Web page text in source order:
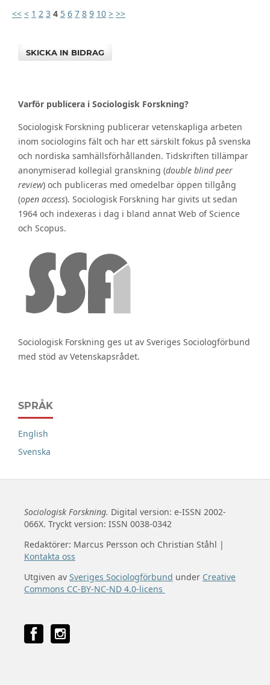
<< < 1 2 3 4 5 6 7 8 9 10 > >>
SKICKA IN BIDRAG
Varför publicera i Sociologisk Forskning?
Sociologisk Forskning publicerar vetenskapliga arbeten
inom sociologins fält och har ett särskilt fokus på svenska
och nordiska samhällsförhållanden. Tidskriften tillämpar
anonymiserad kollegial granskning (double blind peer
review) och publiceras med omedelbar öppen tillgång
(open access). Sociologisk Forskning har givits ut sedan
1964 och indexeras i dag i bland annat Web of Science
och Scopus.
Sociologisk Forskning ges ut av Sveriges Sociologförbund
med stöd av Vetenskapsrådet.
SPRÅK
English
Svenska
Sociologisk Forskning. Digital version: e-ISSN 2002-
066X. Tryckt version: ISSN 0038-0342
Redaktörer: Marcus Persson och Christian Ståhl |
Kontakta oss
Utgiven av Sveriges Sociologförbund under Creative
Commons CC-BY-NC-ND 4.0-licens